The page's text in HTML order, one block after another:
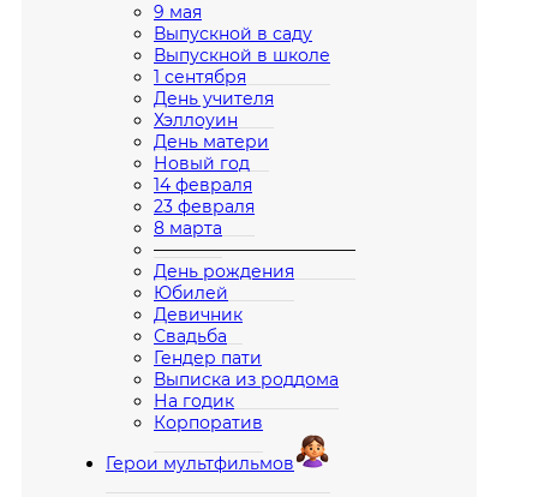
9 мая
Выпускной в саду
Выпускной в школе
1 сентября
День учителя
Хэллоуин
День матери
Новый год
14 февраля
23 февраля
8 марта
————————————
День рождения
Юбилей
Девичник
Свадьба
Гендер пати
Выписка из роддома
На годик
Корпоратив
Герои мультфильмов